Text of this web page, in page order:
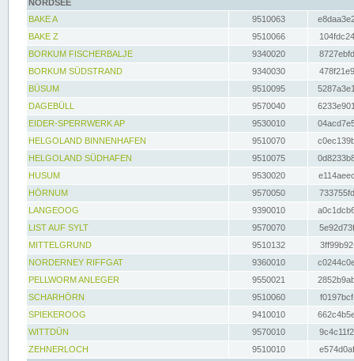
NORDSEE
BAKE A
9510063
BAKE Z
9510066
BORKUM FISCHERBALJE
9340020
BORKUM SÜDSTRAND
9340030
BÜSUM
9510095
DAGEBÜLL
9570040
EIDER-SPERRWERK AP
9530010
HELGOLAND BINNENHAFEN
9510070
HELGOLAND SÜDHAFEN
9510075
HUSUM
9530020
HÖRNUM
9570050
LANGEOOG
9390010
LIST AUF SYLT
9570070
MITTELGRUND
9510132
NORDERNEY RIFFGAT
9360010
PELLWORM ANLEGER
9550021
SCHARHÖRN
9510060
SPIEKEROOG
9410010
WITTDÜN
9570010
ZEHNERLOCH
9510010